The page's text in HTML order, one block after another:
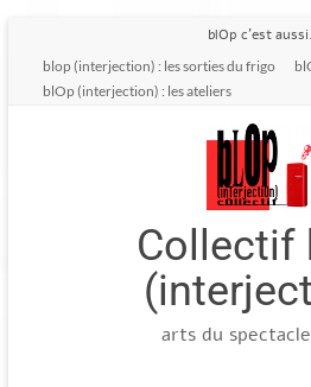
contenu
blOp c'est
blop (interjection) : les sorties du frigo
blOp (interjection) : les ateliers
Collectif
arts du